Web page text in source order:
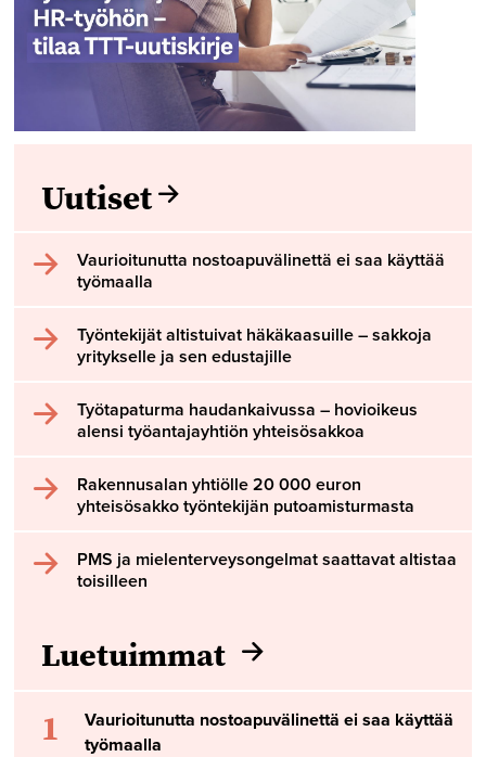
Uutiset
Vaurioitunutta nostoapuvälinettä ei saa käyttää
työmaalla
Työntekijät altistuivat häkäkaasuille – sakkoja
yritykselle ja sen edustajille
Työtapaturma haudankaivussa – hovioikeus
alensi työantajayhtiön yhteisösakkoa
Rakennusalan yhtiölle 20 000 euron
yhteisösakko työntekijän putoamisturmasta
PMS ja mielenterveysongelmat saattavat altistaa
toisilleen
Luetuimmat
1
Vaurioitunutta nostoapuvälinettä ei saa käyttää
työmaalla